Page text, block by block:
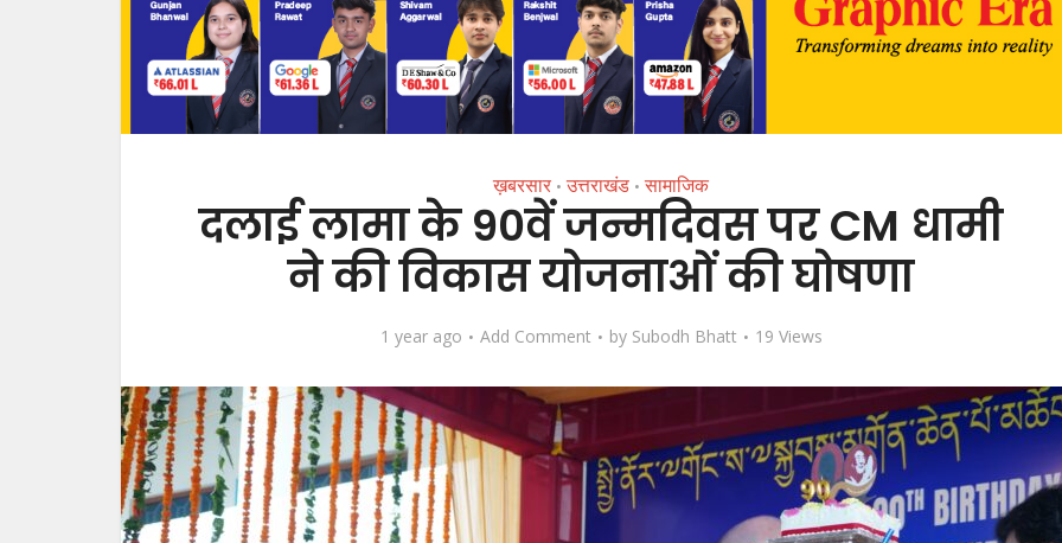
ख़बरसार • उत्तराखंड • सामाजिक
दलाई लामा के 90वें जन्मदिवस पर CM धामी
ने की विकास योजनाओं की घोषणा
1 year ago Add Comment by Subodh Bhatt 19 Views